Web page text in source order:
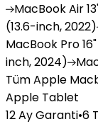
MacBookAir
(13.6-inch, 2022)
MacBook Pro
inch, 2024)
Tüm Apple
Apple Tablet
12 Ay Garanti•6